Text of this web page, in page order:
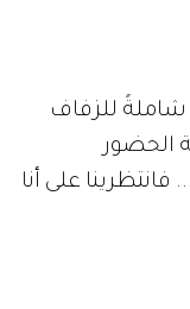
شاملةً للزفاف
الحضور
على أنا